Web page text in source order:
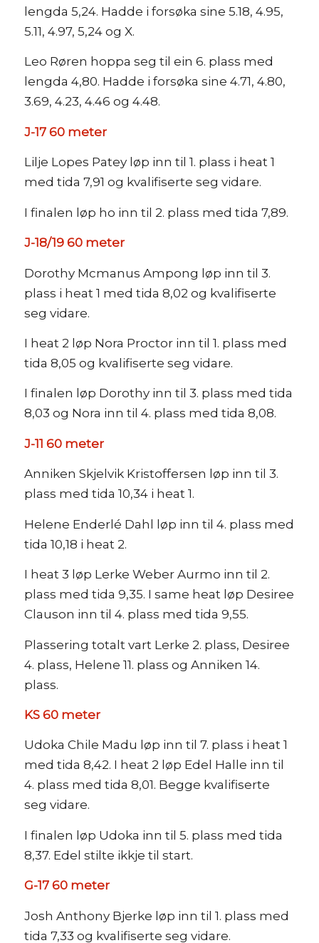
lengda 5,24. Hadde i forsøka sine 5.18, 4.95,
5.11, 4.97, 5,24 og X.
Leo Røren hoppa seg til ein 6. plass med
lengda 4,80. Hadde i forsøka sine 4.71, 4.80,
3.69, 4.23, 4.46 og 4.48.
J-17 60 meter
Lilje Lopes Patey løp inn til 1. plass i heat 1
med tida 7,91 og kvalifiserte seg vidare.
I finalen løp ho inn til 2. plass med tida 7,89.
J-18/19 60 meter
Dorothy Mcmanus Ampong løp inn til 3.
plass i heat 1 med tida 8,02 og kvalifiserte
seg vidare.
I heat 2 løp Nora Proctor inn til 1. plass med
tida 8,05 og kvalifiserte seg vidare.
I finalen løp Dorothy inn til 3. plass med tida
8,03 og Nora inn til 4. plass med tida 8,08.
J-11 60 meter
Anniken Skjelvik Kristoffersen løp inn til 3.
plass med tida 10,34 i heat 1.
Helene Enderlé Dahl løp inn til 4. plass med
tida 10,18 i heat 2.
I heat 3 løp Lerke Weber Aurmo inn til 2.
plass med tida 9,35. I same heat løp Desiree
Clauson inn til 4. plass med tida 9,55.
Plassering totalt vart Lerke 2. plass, Desiree
4. plass, Helene 11. plass og Anniken 14.
plass.
KS 60 meter
Udoka Chile Madu løp inn til 7. plass i heat 1
med tida 8,42. I heat 2 løp Edel Halle inn til
4. plass med tida 8,01. Begge kvalifiserte
seg vidare.
I finalen løp Udoka inn til 5. plass med tida
8,37. Edel stilte ikkje til start.
G-17 60 meter
Josh Anthony Bjerke løp inn til 1. plass med
tida 7,33 og kvalifiserte seg vidare.